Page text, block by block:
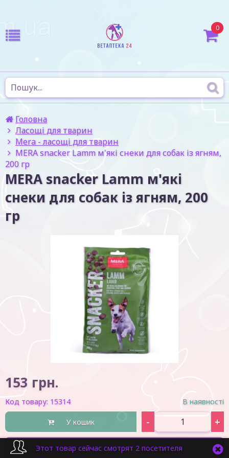
0
Головна
Ласощі для тварин
Mera - ласощі для тварин
MERA snacker Lamm м'які снеки для собак із ягням,
200 гр
MERA snacker Lamm м'які
снеки для собак із ягням, 200
гр
153 грн.
Код товару: 15314 В наявності
У кошик - +
Швидка покупка
Этот товар сейчас смотрят 2 посетителя